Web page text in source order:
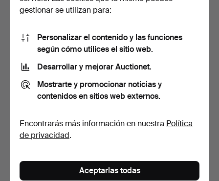
SIGLO XX.
CON HERRAJES
METÁLIC…
6 días
Suscribir búsqueda
También puedes buscar ennuestro archivo de
subastas concluidas.
gestionar se utilizan para:
Personalizar el contenido y las funciones
según cómo utilices el sitio web.
Desarrollar y mejorar Auctionet.
Mostrarte y promocionar noticias y
contenidos en sitios web externos.
Encontrarás más información en nuestra Política
de privacidad.
Aceptarlas todas